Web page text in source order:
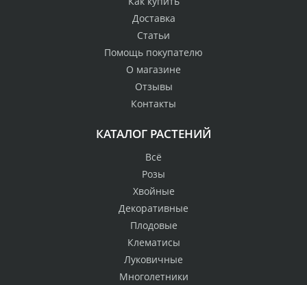
Доставка
Статьи
Помощь покупателю
О магазине
Отзывы
Контакты
КАТАЛОГ РАСТЕНИЙ
Всё
Розы
Хвойные
Декоративные
Плодовые
Клематисы
Луковичные
Многолетники